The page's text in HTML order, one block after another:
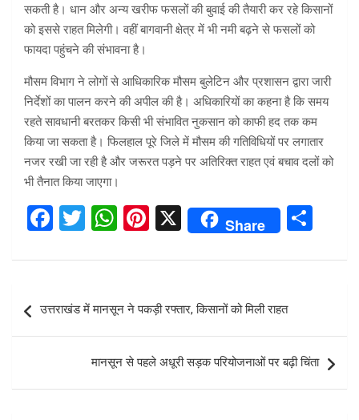
सकती है। धान और अन्य खरीफ फसलों की बुवाई की तैयारी कर रहे किसानों
को इससे राहत मिलेगी। वहीं बागवानी क्षेत्र में भी नमी बढ़ने से फसलों को
फायदा पहुंचने की संभावना है।
मौसम विभाग ने लोगों से आधिकारिक मौसम बुलेटिन और प्रशासन द्वारा जारी
निर्देशों का पालन करने की अपील की है। अधिकारियों का कहना है कि समय
रहते सावधानी बरतकर किसी भी संभावित नुकसान को काफी हद तक कम
किया जा सकता है। फिलहाल पूरे जिले में मौसम की गतिविधियों पर लगातार
नजर रखी जा रही है और जरूरत पड़ने पर अतिरिक्त राहत एवं बचाव दलों को
भी तैनात किया जाएगा।
F
ce
o
o
T
tt
er
W
at
s
A
p
p
Pi
er
es
t
X Share
ar
navigation
उत्तराखंड में मानसून ने पकड़ी रफ्तार, किसानों को मिली राहत
मानसून से पहले अधूरी सड़क परियोजनाओं पर बढ़ी चिंता